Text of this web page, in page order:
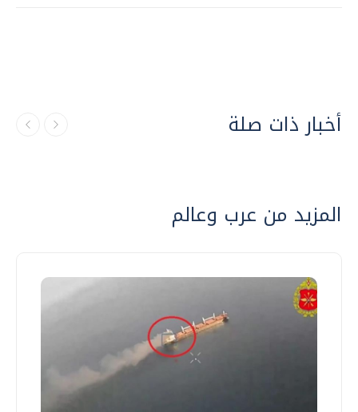
أخبار ذات صلة
المزيد من عرب وعالم